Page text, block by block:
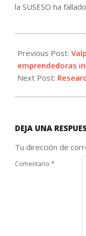
la SUSESO ha
06-
11
Previous Post:
emprendedoras
Next Post:
DEJA UNA
Tu dirección de
Comentario *